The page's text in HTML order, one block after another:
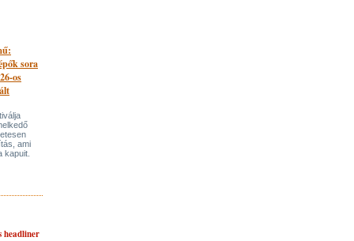
sora
os
ami
kapuit.
headliner